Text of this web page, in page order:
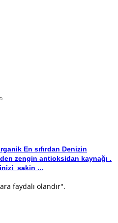
En sıfırdan Denizin
zengin antioksidan kaynağı .
sakin ...
faydalı olandır".